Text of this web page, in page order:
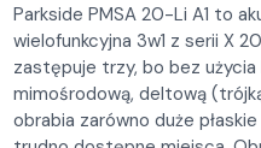
Parkside PMSA 20-Li A1 to
wielofunkcyjna 3w1 z serii X
zastępuje trzy, bo bez użycia
mimośrodową, deltową
obrabia zarówno duże